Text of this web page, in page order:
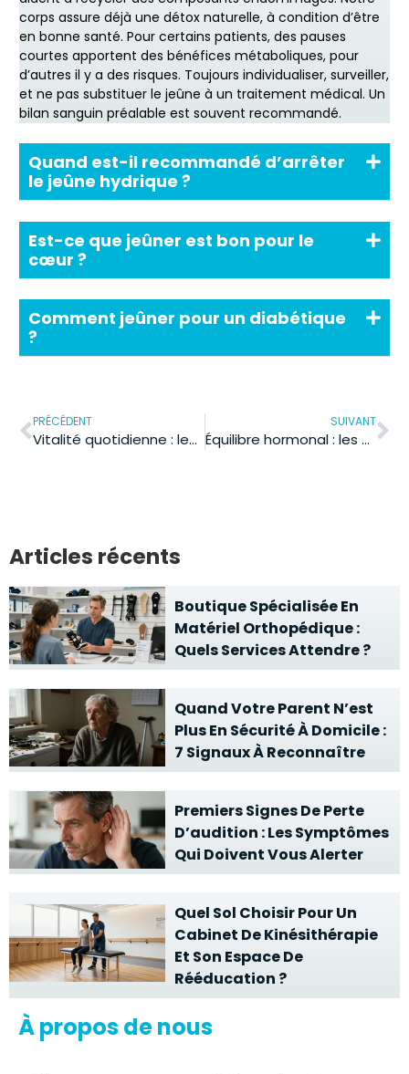
corps assure déjà une détox naturelle, à condition d’être
en bonne santé. Pour certains patients, des pauses
courtes apportent des bénéfices métaboliques, pour
d’autres il y a des risques. Toujours individualiser, surveiller,
et ne pas substituer le jeûne à un traitement médical. Un
bilan sanguin préalable est souvent recommandé.
Quand est-il recommandé d’arrêter
le jeûne hydrique ?
Est-ce que jeûner est bon pour le
cœur ?
Comment jeûner pour un diabétique
?
PRÉCÉDENT
Vitalité quotidienne : les 7 habitudes faciles pour retrouver l’énergie
SUIVANT
Équilibre hormonal : les 7 étapes pour le rétablir naturellement
Articles récents
Boutique Spécialisée En
Matériel Orthopédique :
Quels Services Attendre ?
Quand Votre Parent N’est
Plus En Sécurité À Domicile :
7 Signaux À Reconnaître
Premiers Signes De Perte
D’audition : Les Symptômes
Qui Doivent Vous Alerter
Quel Sol Choisir Pour Un
Cabinet De Kinésithérapie
Et Son Espace De
Rééducation ?
À propos de nous